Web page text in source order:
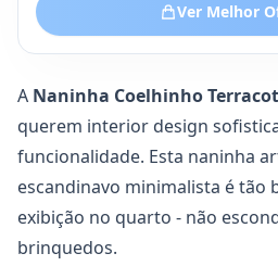
Ver Melhor
A Naninha Coelhinho
querem interior design
funcionalidade. Esta naninha
escandinavo minimalista é tão
exibição no quarto - não
brinquedos.